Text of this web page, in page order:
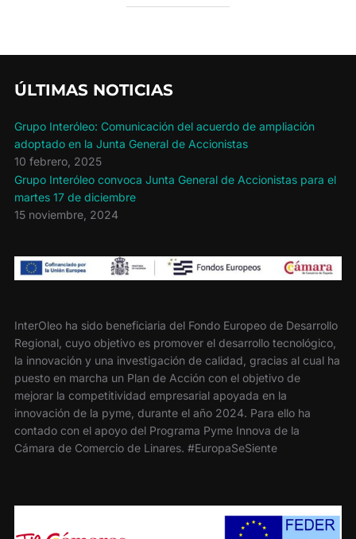
ÚLTIMAS NOTICIAS
Grupo Interóleo: Comunicación del acuerdo de ampliación
adoptado en la Junta General de Accionistas
10 febrero, 2025
Grupo Interóleo convoca Junta General de Accionistas para el
martes 17 de diciembre
15 noviembre, 2024
InterOleo ha sido beneficiaria del Fondo Europeo de Desarrollo
Regional, cuyo objetivo es promover el desarrollo tecnológico,
la innovación y una investigación de calidad, gracias al cual ha
puesto en marcha un Plan de Acción con el objetivo de
mejorar la competitividad empresarial apoyada en la
innovación de la pyme, durante el año 2024. Para ello ha
contado con el apoyo del Programa Pyme Innova de la
Cámara de Comercio de Linares. #EuropaSeSiente